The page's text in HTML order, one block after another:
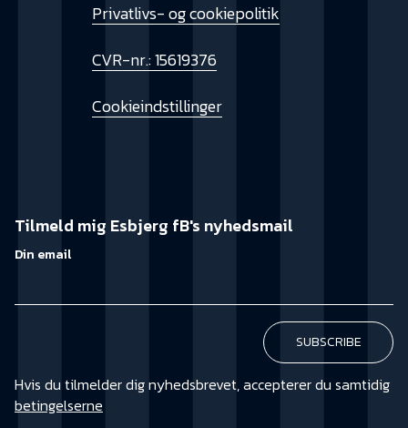
Privatlivs- og cookiepolitik
CVR-nr.: 15619376
Cookieindstillinger
Tilmeld mig Esbjerg fB's nyhedsmail
Din email
Hvis du tilmelder dig nyhedsbrevet, accepterer du samtidig
betingelserne